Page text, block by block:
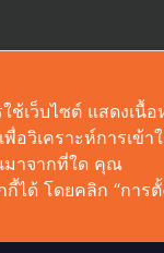
ช้เว็บไซต์ แสดงเนื้อ
อวิเคราะห์การเข้า
มาจากที่ใด คุณ
ได้ โดยคลิก “การตั้